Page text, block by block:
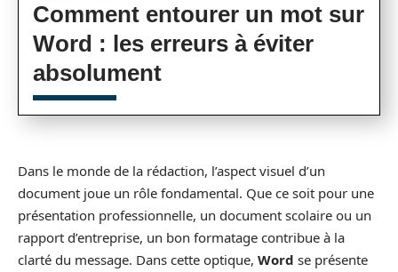
Comment entourer un mot sur
Word : les erreurs à éviter
absolument
Dans le monde de la rédaction, l’aspect visuel d’un
document joue un rôle fondamental. Que ce soit pour une
présentation professionnelle, un document scolaire ou un
rapport d’entreprise, un bon formatage contribue à la
clarté du message. Dans cette optique, Word se présente